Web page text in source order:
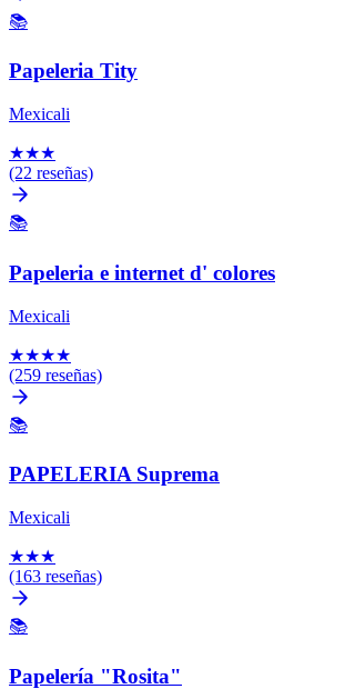
📚
Papeleria Tity
Mexicali
★★★
(22 reseñas)
📚
Papeleria e internet d' colores
Mexicali
★★★★
(259 reseñas)
📚
PAPELERIA Suprema
Mexicali
★★★
(163 reseñas)
📚
Papelería "Rosita"